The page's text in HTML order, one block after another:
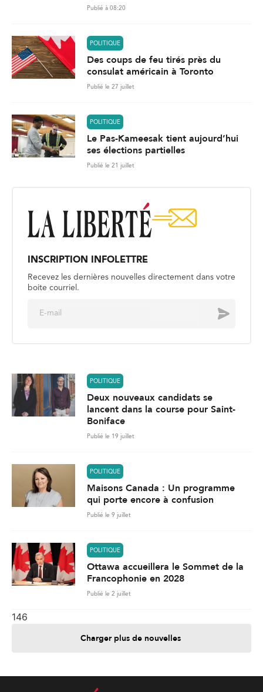
Publié à 08:20
POLITIQUE
Des coups de feu tirés près du
consulat américain à Toronto
Publié le 27 juillet
POLITIQUE
Le Pas-Kameesak tient aujourd’hui
ses élections partielles
Publié le 21 juillet
INSCRIPTION INFOLETTRE
Recevez les dernières nouvelles directement dans votre
boite courriel.
Envoyer
POLITIQUE
Deux nouveaux candidats se
lancent dans la course pour Saint-
Boniface
Publié le 19 juillet
POLITIQUE
Maisons Canada : Un programme
qui porte encore à confusion
Publié le 9 juillet
POLITIQUE
Ottawa accueillera le Sommet de la
Francophonie en 2028
Publié le 2 juillet
146
Charger plus de nouvelles